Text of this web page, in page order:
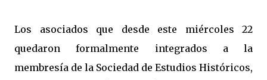
Los asociados que desde este miércoles 22
quedaron formalmente integrados a la
membresía de la Sociedad de Estudios Históricos,